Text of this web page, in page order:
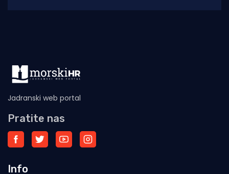
Jadranski web portal
Pratite nas
Info